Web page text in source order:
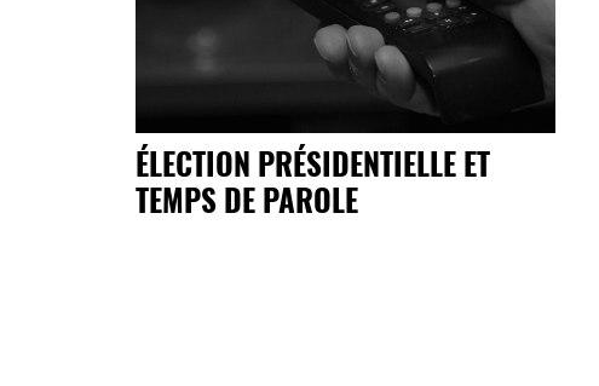
ÉLECTION PRÉSIDENTIELLE ET
TEMPS DE PAROLE